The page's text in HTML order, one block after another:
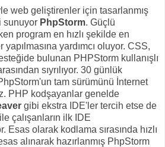
web geliştirenler için tasarlanmış
sunuyor PhpStorm. Güçlü
program en hızlı şekilde en
yardımcı oluyor. CSS,
bulunan PHPStorm kullanışlı
sıyrılıyor. 30 günlük
tam sürümünü İnternet
PHP kodşayanlar genelde
gibi ekstra IDE'ler tercih etse de
çalışanların ilk IDE
Esas olarak kodlama sırasında hızlı
alınarak hazırlanmış PhpStorm